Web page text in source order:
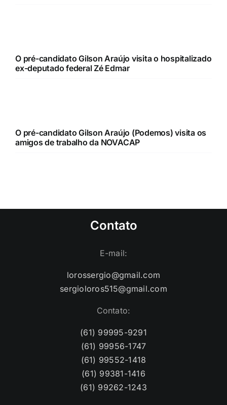
O pré-candidato Gilson Araújo visita o hospitalizado
ex-deputado federal Zé Edmar
O pré-candidato Gilson Araújo (Podemos) visita os
amigos de trabalho da NOVACAP
Contato
E-mail:
lorossergio@gmail.com
sergioloros515@gmail.com
Contato:
(61) 99995-9291
(61) 99956-1747
(61) 99552-1418
(61) 99381-1416
(61) 99262-1243